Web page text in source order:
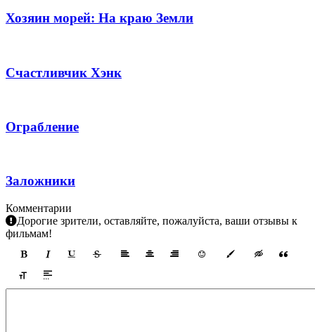
Хозяин морей: На краю Земли
Счастливчик Хэнк
Ограбление
Заложники
Комментарии
Дорогие зрители, оставляйте, пожалуйста, ваши отзывы к
фильмам!